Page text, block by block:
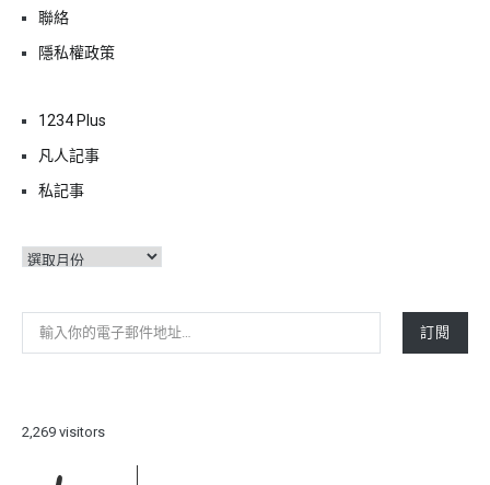
聯絡
隱私權政策
1234 Plus
凡人記事
私記事
彙
輸入你的電子郵件地址…
訂閱
2,269 visitors